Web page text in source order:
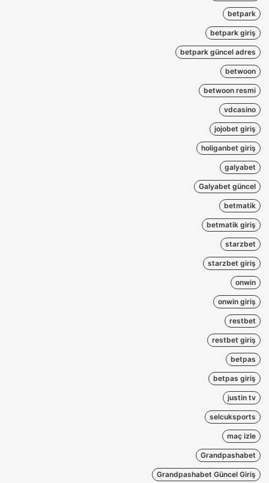
betpark
betpark giriş
betpark güncel adres
betwoon
betwoon resmi
vdcasino
jojobet giriş
holiganbet giriş
galyabet
Galyabet güncel
betmatik
betmatik giriş
starzbet
starzbet giriş
onwin
onwin giriş
restbet
restbet giriş
betpas
betpas giriş
justin tv
selcuksports
maç izle
Grandpashabet
Grandpashabet Güncel Giriş